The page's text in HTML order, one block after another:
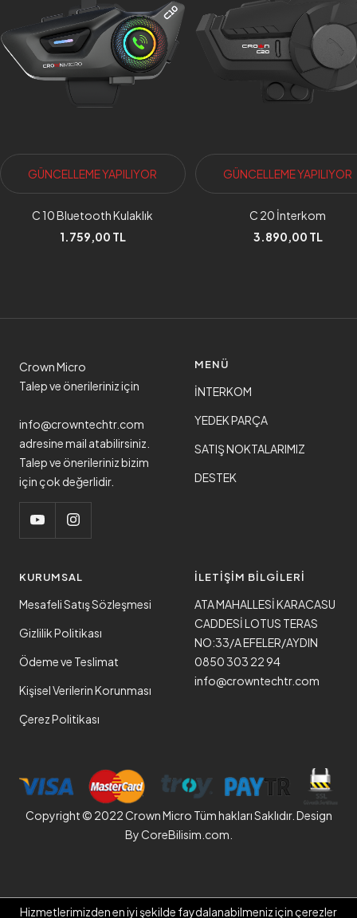
GÜNCELLEME YAPILIYOR
C 10 Bluetooth Kulaklık
1.759,00 TL
GÜNCELLEME YAPILIYOR
C 20 İnterkom
3.890,00 TL
Crown Micro
Talep ve önerileriniz için
info@crowntechtr.com
adresine mail atabilirsiniz.
Talep ve önerileriniz bizim
için çok değerlidir.
MENÜ
İNTERKOM
YEDEK PARÇA
SATIŞ NOKTALARIMIZ
DESTEK
KURUMSAL
Mesafeli Satış Sözleşmesi
Gizlilik Politikası
Ödeme ve Teslimat
Kişisel Verilerin Korunması
Çerez Politikası
İLETİŞİM BİLGİLERİ
ATA MAHALLESİ KARACASU
CADDESİ LOTUS TERAS
NO:33/A EFELER/AYDIN
0850 303 22 94
info@crowntechtr.com
Copyright © 2022 Crown Micro Tüm hakları Saklıdır. Design
ByCoreBilisim.com.
Hizmetlerimizden en iyi şekilde faydalanabilmeniz için çerezler